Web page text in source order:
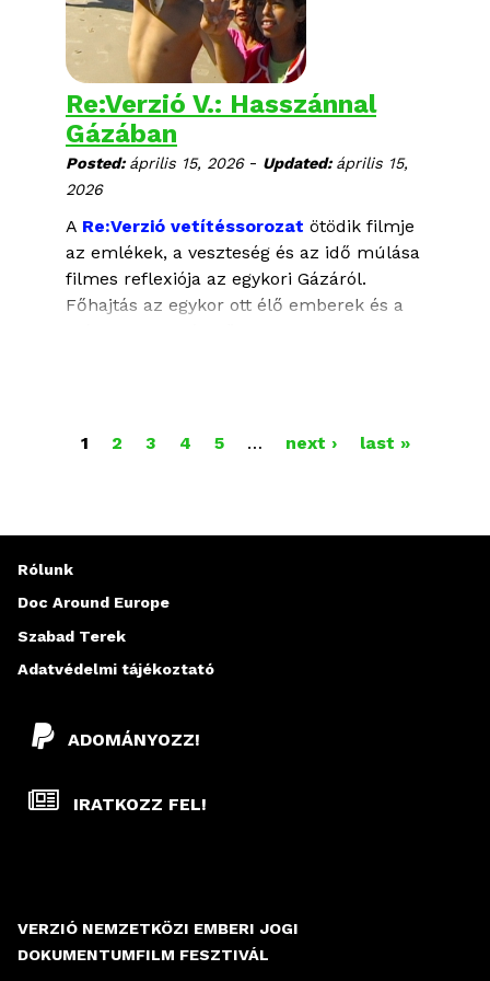
editing, with the goal to support emerging
European documentary filmmakers.
Re:Verzió V.: Hasszánnal
Gázában
Posted:április 15, 2026 - Updated:április 15,
2026
A Re:Verzió vetítéssorozat ötödik filmje
az emlékek, a veszteség és az idő múlása
filmes reflexiója az egykori Gázáról.
Főhajtás az egykor ott élő emberek és a
Németország, Palesztina, Franciaország,
D
A
L
A
1 2 3 4 5 … next › last »
VERZIÓ NEMZETKÖZI EMBERI JOGI
DOKUMENTUMFILM FESZTIVÁL
ADOMÁNYOZZ!
IRATKOZZ FEL!
Rólunk
Doc Around Europe
Szabad Terek
Adatvédelmi tájékoztató